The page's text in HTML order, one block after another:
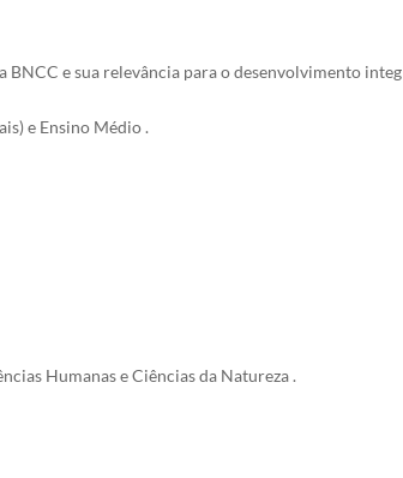
BNCC e sua relevância para o desenvolvimento
e Ensino Médio .
Humanas e Ciências da Natureza .